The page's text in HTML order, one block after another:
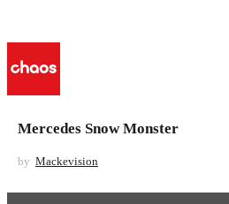
Mercedes Snow Monster
by Mackevision